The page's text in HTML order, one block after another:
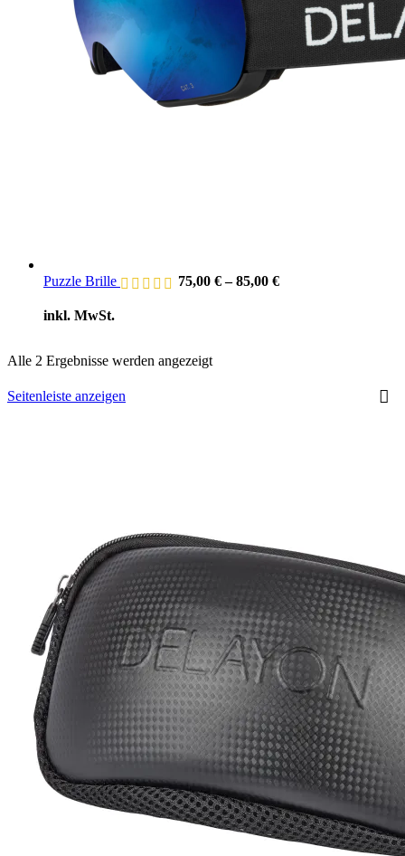
Puzzle Brille 75,00 €–85,00 €
inkl. MwSt.
Alle 2 Ergebnisse werden angezeigtNach
Seitenleiste anzeigen